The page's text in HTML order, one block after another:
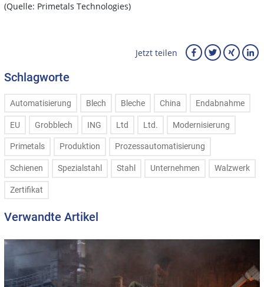
(Quelle: Primetals Technologies)
Jetzt teilen
Schlagworte
Automatisierung Blech Bleche China Endabnahme
EU Grobblech ING Ltd Ltd. Modernisierung
Primetals Produktion Prozessautomatisierung
Schienen Spezialstahl Stahl Unternehmen Walzwerk
Zertifikat
Verwandte Artikel